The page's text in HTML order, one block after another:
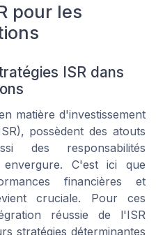
pour les
ISR dans
matière d'investissement
possèdent des atouts
des responsabilités
C'est ici que
financières et
cruciale. Pour ces
réussie de l'ISR
stratégies déterminantes